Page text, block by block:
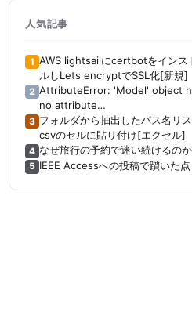
人気記事
1 AWS lightsailにcertbotをインス
ルしLets encryptでSSL化[新規]
2 AttributeError: 'Model' object
no attribute
[Tensorboard]
3 フォルダから抽出したパス名リ
csvのセルに貼り付け[エクセル]
4 なぜ旅行の予約で迷い続けるのか
5 IEEE Accessへの投稿で躓いた点